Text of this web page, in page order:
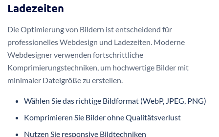
Ladezeiten
Die Optimierung von Bildern ist entscheidend für
professionelles Webdesign und Ladezeiten. Moderne
Webdesigner verwenden fortschrittliche
Komprimierungstechniken, um hochwertige Bilder mit
minimaler Dateigröße zu erstellen.
Wählen Sie das richtige Bildformat (WebP, JPEG, PNG)
Komprimieren Sie Bilder ohne Qualitätsverlust
Nutzen Sie responsive Bildtechniken